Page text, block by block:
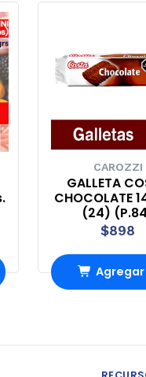
CAROZZI
GALLETA
CHOCOLATE
(24)
$898
Agregar